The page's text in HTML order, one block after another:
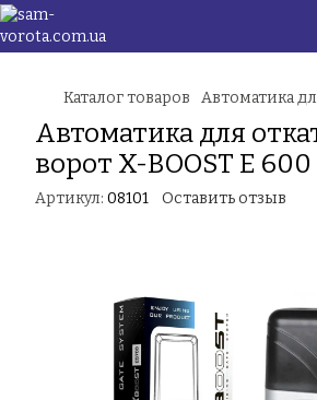
Каталог товаров Автоматика
Автоматика для
ворот X-BOOST E
Артикул: 08101 Оставить отзыв